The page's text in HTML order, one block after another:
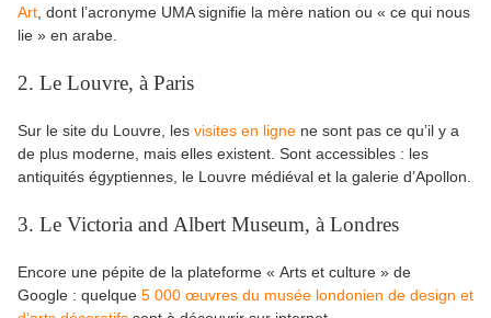
Art , dont l’acronyme UMA signifie la mère nation ou « ce qui nous
lie » en arabe.
2. Le Louvre, à Paris
Sur le site du Louvre, les visites en ligne ne sont pas ce qu’il y a
de plus moderne, mais elles existent. Sont accessibles : les
antiquités égyptiennes, le Louvre médiéval et la galerie d’Apollon.
3. Le Victoria and Albert Museum, à Londres
Encore une pépite de la plateforme « Arts et culture » de
Google : quelque 5 000 œuvres du musée londonien de design et